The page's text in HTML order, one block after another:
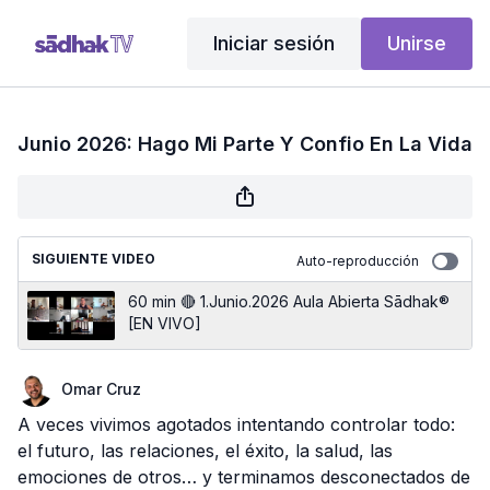
Iniciar sesión Unirse
Junio 2026: Hago Mi Parte Y Confio En La Vida
SIGUIENTE VIDEO Auto-reproducción
60 min 🔴 1.Junio.2026 Aula Abierta Sādhak®
[EN VIVO]
Omar Cruz
A veces vivimos agotados intentando controlar todo:
el futuro, las relaciones, el éxito, la salud, las
emociones de otros… y terminamos desconectados de